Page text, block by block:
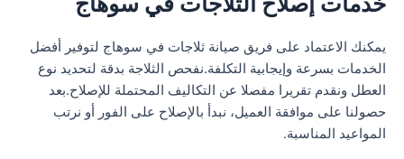
يمكنك الاعتماد على فريق صيانة ثلاجات في سوهاج لتوفير أفضل
الخدمات بسرعة وإيجابية التكلفة.نفحص الثلاجة بدقة لتحديد نوع
العطل ونقدم تقريرا مفصلا عن التكاليف المحتملة للإصلاح.بعد
حصولنا على موافقة العميل، نبدأ بالإصلاح على الفور أو نرتب
المواعيد المناسبة.